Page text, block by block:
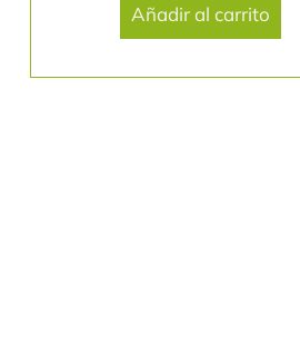
Añadir al carrito